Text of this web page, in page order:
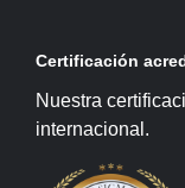
Certificación
Nuestra
internacional.